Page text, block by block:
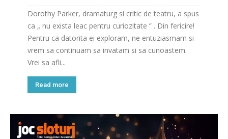
Dorothy Parker, dramaturg si critic de teatru, a spus
ca „ nu exista leac pentru curiozitate ” . Din fericire!
Pentru ca datorita ei exploram, ne entuziasmam si
vrem sa continuam sa invatam si sa cunoastem.
Vrei sa afli...
Read more